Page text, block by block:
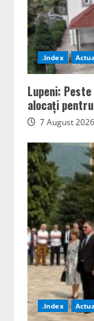
.Index
Lupeni:
alocați
7 August 2026
.Index